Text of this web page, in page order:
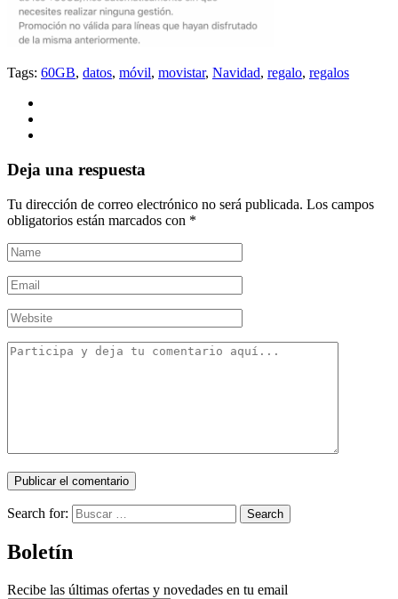
Tags: 60GB, datos, móvil, movistar, Navidad, regalo, regalos
Deja una respuesta
Tu dirección de correo electrónico no será publicada. Los campos
obligatorios están marcados con *
Search for: Search
Boletín
Recibe las últimas ofertas y novedades en tu email